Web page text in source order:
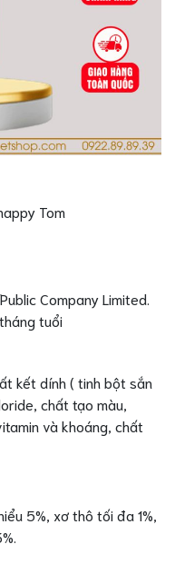
Tom
Company Limited.
tuổi
kết dính ( tinh bột sắn
chất tạo màu,
và khoáng, chất
5%, xơ thô tối đa 1%,